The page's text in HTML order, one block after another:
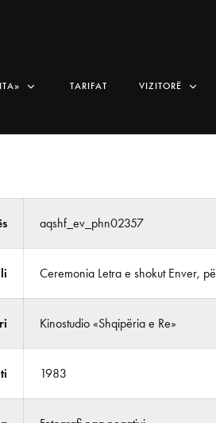
TARIFAT VIZITORË
aqshf_ev_phn02357
Ceremonia Letra e shokut Enver,
Kinostudio «Shqipëria e Re»
1983